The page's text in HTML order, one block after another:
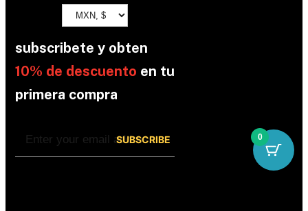
subscribete y obten
10% de descuento en tu
primera compra
0